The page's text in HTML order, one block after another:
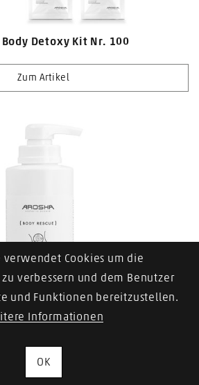
Body Detoxy Kit Nr. 100
Zum Artikel
Cream
verwendet Cookies um die
verbessern und dem Benutzer
und Funktionen bereitzustellen.
Informationen
OK